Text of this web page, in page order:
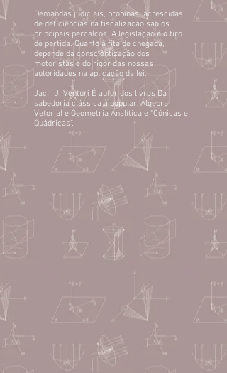
Demandas judiciais, propinas, acrescidas
de deficiências na fiscalização são os
principais percalços. A legislação é o tiro
de partida. Quanto à fita de chegada,
depende da conscientização dos
motoristas e do rigor das nossas
autoridades na aplicação da lei.
Jacir J. Venturi É autor dos livros Da
sabedoria clássica à popular, Álgebra
Vetorial e Geometria Analítica e “Cônicas e
Quádricas”.